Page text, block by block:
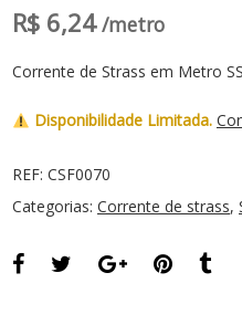
R$ 6,24/metro
Corrente de Strass em Metro
Disponibilidade Limitada.
REF: CSF0070
Categorias: Corrente de strass,